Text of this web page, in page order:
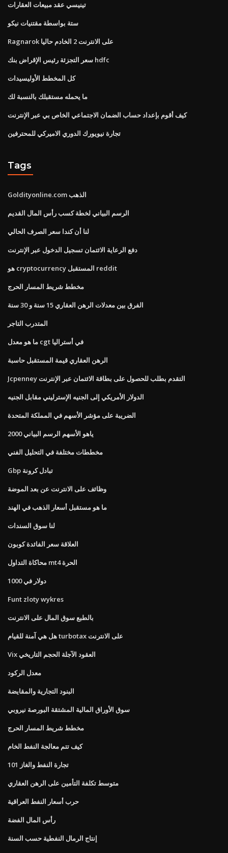
تينيسي عقد مبيعات العقارات
ستة بواسطة مقتنيات نيكو
Ragnarok على الانترنت 2 الخادم حاليا
سعر التجزئة رئيس الإقراض بنك hdfc
كل المخطط الأوليسيدات
ما يحمله مستقبلك بالنسبة لك
كيف أقوم بإعداد حساب الضمان الاجتماعي الخاص بي عبر الإنترنت
تجارة نيويورك الدوري الاميركي للمحترفين
Tags
Goldityonline.com الذهب
الرسم البياني لخطة كسب رأس المال القديم
لنا أن كندا سعر الصرف الحالي
دفع الرعاية الائتمان تسجيل الدخول عبر الإنترنت
هو cryptocurrency المستقبل reddit
مخطط شريط المسار الحرج
الفرق بين معدلات الرهن العقاري 15 سنة و 30 سنة
المتدرب التاجر
ما هو معدل cgt في أستراليا
الرهن العقاري قيمة المستقبل حاسبة
Jcpenney التقدم بطلب للحصول على بطاقة الائتمان عبر الإنترنت
الدولار الأمريكي إلى الجنيه الإسترليني مقابل الجنيه
الضريبة على مؤشر الأسهم في المملكة المتحدة
ياهو الأسهم الرسم البياني 2000
مخططات مختلفة في التحليل الفني
Gbp تبادل كرونة
وظائف على الانترنت عن بعد الموضة
ما هو مستقبل أسعار الذهب في الهند
لنا سوق السندات
العلاقة سعر الفائدة كوبون
محاكاة التداول mt4 الحرة
1000 دولار في
Funt zloty wykres
بالطبع سوق المال على الانترنت
هل هي آمنة للقيام turbotax على الانترنت
Vix العقود الآجلة الحجم التاريخي
معدل الركود
البنود التجارية والمقايضة
سوق الأوراق المالية المشتقة البورصة نيروبي
مخطط شريط المسار الحرج
كيف تتم معالجة النفط الخام
تجارة النفط والغاز 101
متوسط ​​تكلفة التأمين على الرهن العقاري
حرب أسعار النفط العراقية
رأس المال الفضة
إنتاج الرمال النفطية حسب السنة